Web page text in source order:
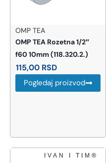
OMP TEA
OMP TEA Rozetna 1/2″
f60 10mm (118.320.2.)
115,00 RSD
Pogledaj proizvod